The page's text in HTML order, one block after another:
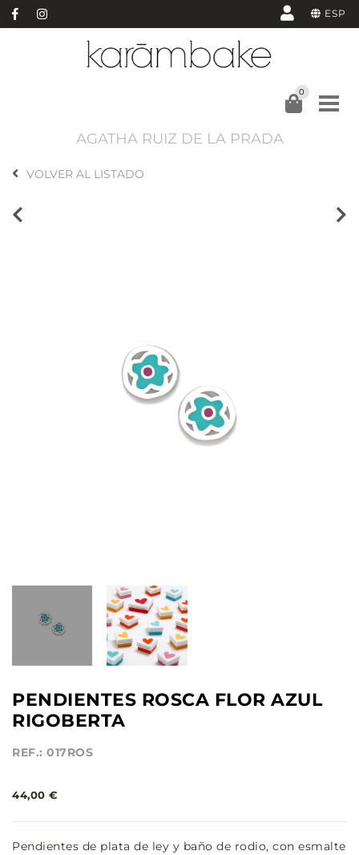
ESP
0
AGATHA RUIZ DE LA PRADA
VOLVER AL LISTADO
PENDIENTES ROSCA FLOR AZUL
RIGOBERTA
REF.: 017ROS
44,00 €
Pendientes de plata de ley y baño de rodio, con esmalte